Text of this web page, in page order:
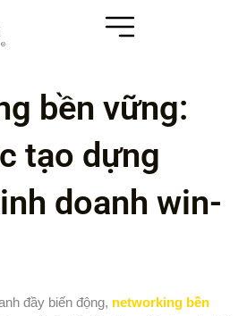
bền vững:
tạo dựng
doanh win-
đầy biến động, networking bền